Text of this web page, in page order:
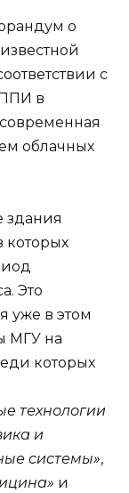
о
с
в
облачных
здания
которых
Это
уже в этом
МГУ на
которых
технологии
и
системы»,
и